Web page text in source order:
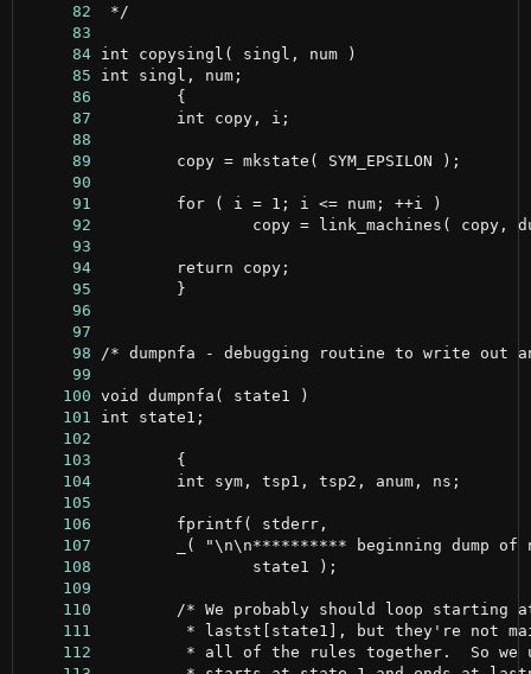
     82
     83
     84
     85
     86
     87
     88
     89
     90
     91
     92
     93
     94
     95
     96
     97
     98
     99
    100
    101
    102
    103
    104
    105
    106
    107
    108
    109
    110
    111
    112